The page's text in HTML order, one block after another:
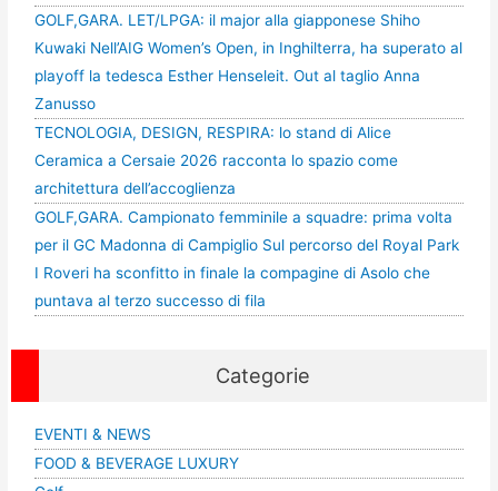
GOLF,GARA. LET/LPGA: il major alla giapponese Shiho
Kuwaki Nell’AIG Women’s Open, in Inghilterra, ha superato al
playoff la tedesca Esther Henseleit. Out al taglio Anna
Zanusso
TECNOLOGIA, DESIGN, RESPIRA: lo stand di Alice
Ceramica a Cersaie 2026 racconta lo spazio come
architettura dell’accoglienza
GOLF,GARA. Campionato femminile a squadre: prima volta
per il GC Madonna di Campiglio Sul percorso del Royal Park
I Roveri ha sconfitto in finale la compagine di Asolo che
puntava al terzo successo di fila
Categorie
EVENTI & NEWS
FOOD & BEVERAGE LUXURY